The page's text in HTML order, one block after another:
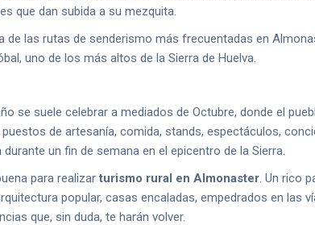
que dan subida a su mezquita.
de las rutas de senderismo más frecuentadas en
uno de los más altos de la Sierra de Huelva.
se suele celebrar a mediados de Octubre, donde el
de artesanía, comida, stands, espectáculos,
un fin de semana en el epicentro de la Sierra.
para realizarturismo rural en Almonaster. Un rico
popular, casas encaladas, empedrados en las
que, sin duda, te harán volver.